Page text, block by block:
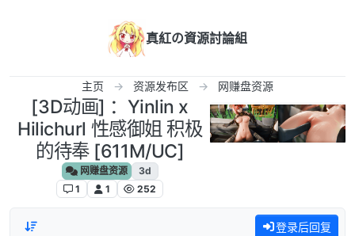
真紅の資源討論組
主页 资源发布区 网赚盘资源
[3D动画] ：Yinlin x
Hilichurl 性感御姐 积极
的待奉 [611M/UC]
网赚盘资源
3d
1
1 252
登录后回复